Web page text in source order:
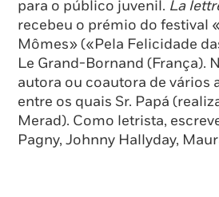
para o público juvenil. La
recebeu o prémio do festival
Mômes» («Pela Felicidade
Le Grand-Bornand (França).
autora ou coautora de vários
entre os quais Sr. Papá
Merad). Como letrista,
Pagny, Johnny Hallyday,